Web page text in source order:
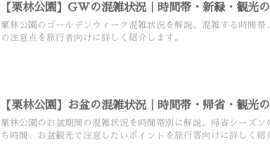
【栗林公園】GWの混雑状況｜時間帯・新緑・観光
栗林公園のゴールデンウィーク混雑状況を解説。混雑する時間
の注意点を旅行者向けに詳しく紹介します。
【栗林公園】お盆の混雑状況｜時間帯・帰省・観光
栗林公園のお盆期間の混雑状況を時間帯別に解説。帰省シーズ
ち時間、お盆観光で注意したいポイントを旅行客向けに詳しく紹